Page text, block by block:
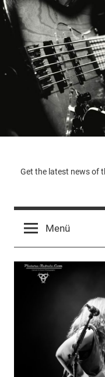
Zum
Inhalt
springen
Music-
Get the latest news of
Menü